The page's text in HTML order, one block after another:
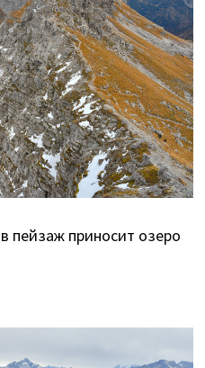
пейзаж приносит озеро